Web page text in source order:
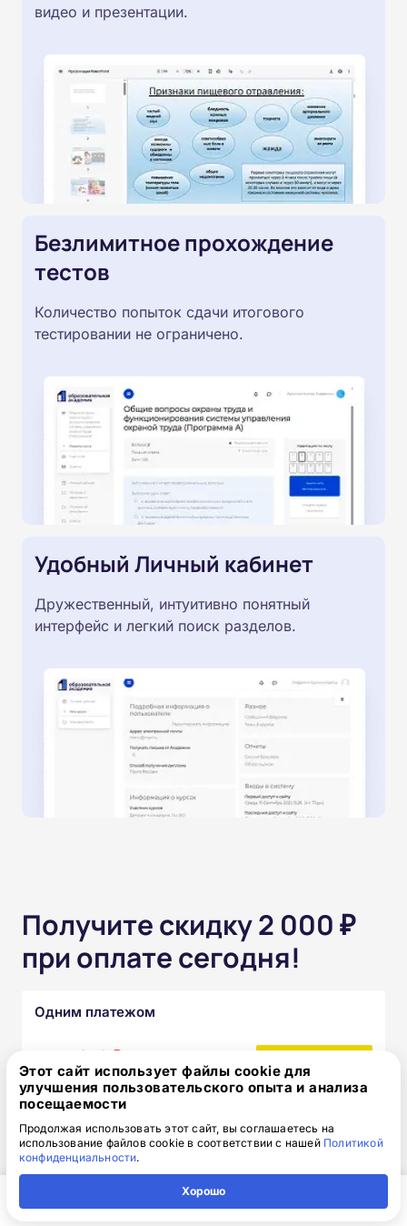
видео и презентации.
Безлимитное прохождение
тестов
Количество попыток сдачи итогового
тестировании не ограничено.
Удобный Личный кабинет
Дружественный, интуитивно понятный
интерфейс и легкий поиск разделов.
Получите скидку 2 000 ₽
при оплате сегодня!
Одним платежом
от 15 850 ₽
от 1 320₽/месяц
Этот сайт использует файлы cookie для
улучшения пользовательского опыта и анализа
посещаемости
Продолжая использовать этот сайт, вы соглашаетесь на
использование файлов cookie в соответствии с нашей Политикой
конфиденциальности.
Хорошо